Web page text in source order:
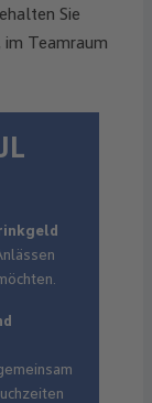
Sie
Teamraum